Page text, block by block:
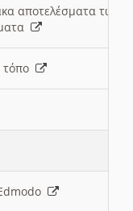
αποτελέσματα
τόπο